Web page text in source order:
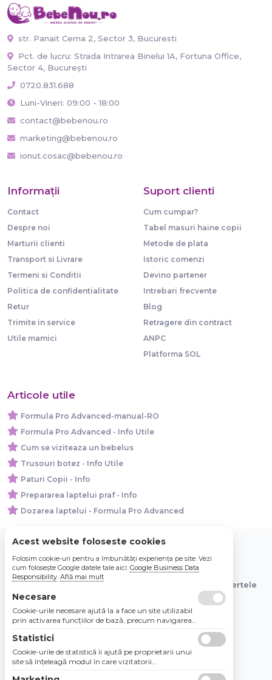
str. Panait Cerna 2, Sector 3, Bucuresti
Pct. de lucru: Strada Intrarea Binelui 1A, Fortuna Office,
Sector 4, București
0720.831.688
Luni-Vineri: 09:00 - 18:00
contact@bebenou.ro
marketing@bebenou.ro
ionut.cosac@bebenou.ro
Informaţii
Contact
Despre noi
Marturii clienti
Transport si Livrare
Termeni si Conditii
Politica de confidentialitate
Retur
Trimite in service
Utile mamici
Suport clienti
Cum cumpar?
Tabel masuri haine copii
Metode de plata
Istoric comenzi
Devino partener
Intrebari frecvente
Blog
Retragere din contract
ANPC
Platforma SOL
Articole utile
Formula Pro Advanced-manual-RO
Formula Pro Advanced - Info Utile
Cum se viziteaza un bebelus
Trusouri botez - Info Utile
Paturi Copii - Info
Prepararea laptelui praf - Info
Dozarea laptelui - Formula Pro Advanced
© 2026 Bebe Nou Online Store SRL
Toate preturile sunt exprimate in lei si includ tva. Ofertele
sunt valabile in limita stocului disponibil.
Acest website foloseste cookies
Folosim cookie-uri pentru a îmbunătăți experiența pe site. Vezi
cum folosește Google datele tale aici: Google Business Data
Responsibility. Află mai mult
Necesare
Cookie-urile necesare ajută la a face un site utilizabil
prin activarea funcţiilor de bază, precum navigarea
Site-ul nu poate funcţiona corespunzător fără aceste
cookie-uri.
Statistici
Cookie-urile de statistică îi ajută pe proprietarii unui
site să înţeleagă modul în care vizitatorii